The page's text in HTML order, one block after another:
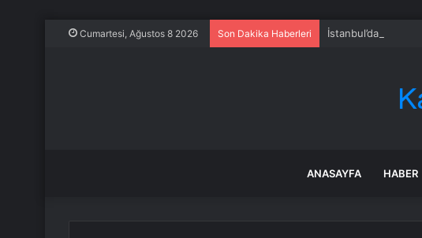
Cumartesi, Ağustos 8 2026 Son Dakika Haberleri İstanbul’da sır
ANASAYFA HABER